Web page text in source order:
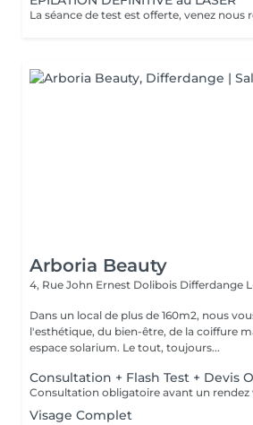
Arboria Beauty
4, Rue John Ernest Dolibois Differdange
Dans un local de plus de 160m2, nous
l'esthétique, du bien-être, de la coiffure
espace solarium. Le tout, toujours...
Consultation + Flash Test + Devis
Visage Complet